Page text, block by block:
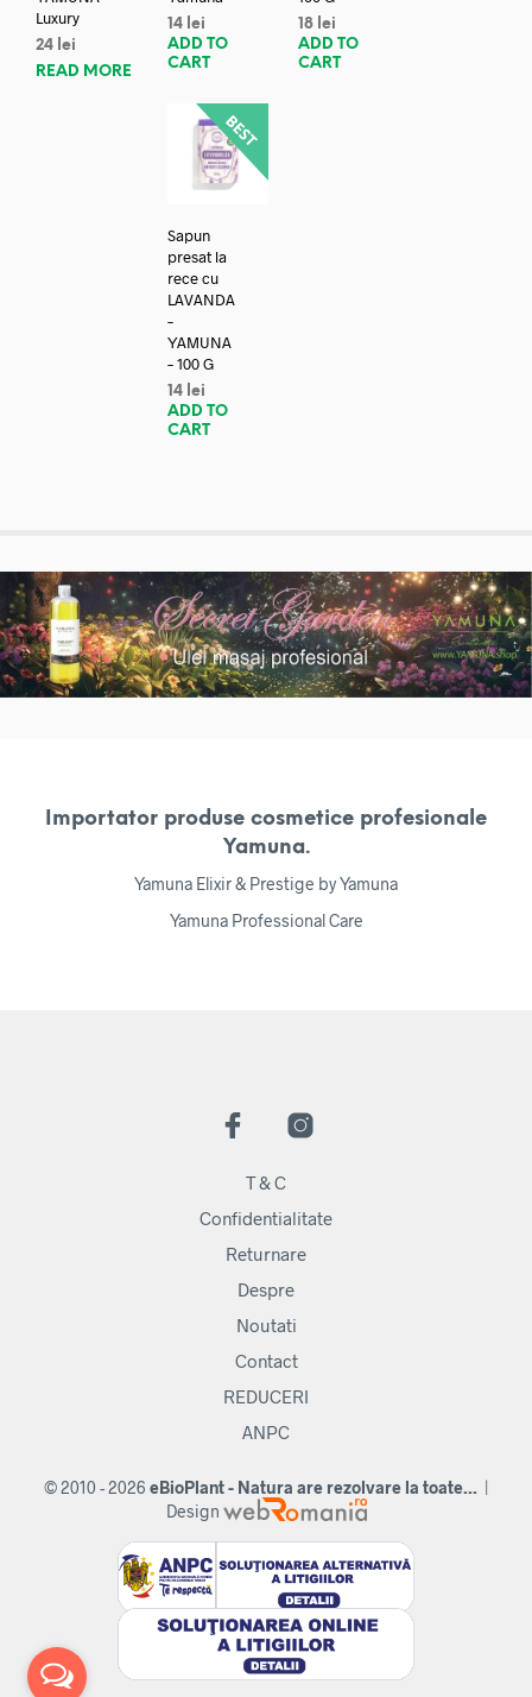
Luxury
24 lei
READ MORE
14 lei
ADD TO
CART
18 lei
ADD TO
CART
Sapun
presat la
rece cu
LAVANDA
–
YAMUNA
– 100 G
14 lei
ADD TO
CART
Importator produse cosmetice profesionale
Yamuna.
Yamuna Elixir & Prestige by Yamuna
Yamuna Professional Care
T & C
Confidentialitate
Returnare
Despre
Noutati
Contact
REDUCERI
ANPC
© 2010 - 2026 eBioPlant - Natura are rezolvare la toate... |
Design